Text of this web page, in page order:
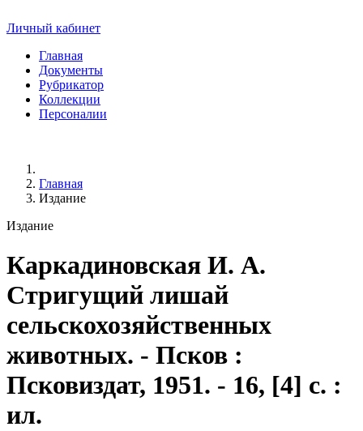
Личный кабинет
Главная
Документы
Рубрикатор
Коллекции
Персоналии
Главная
Издание
Издание
Каркадиновская И. А.
Стригущий лишай
сельскохозяйственных
животных. - Псков :
Псковиздат, 1951. - 16, [4] с. :
ил.